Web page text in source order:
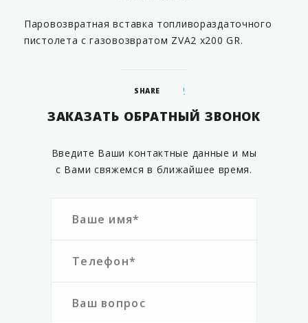
Паровозвратная вставка топливораздаточного
пистолета с газовозвратом ZVA2 x200 GR.
SHARE
ЗАКАЗАТЬ ОБРАТНЫЙ ЗВОНОК
Введите Ваши контактные данные и мы
с Вами свяжемся в ближайшее время.